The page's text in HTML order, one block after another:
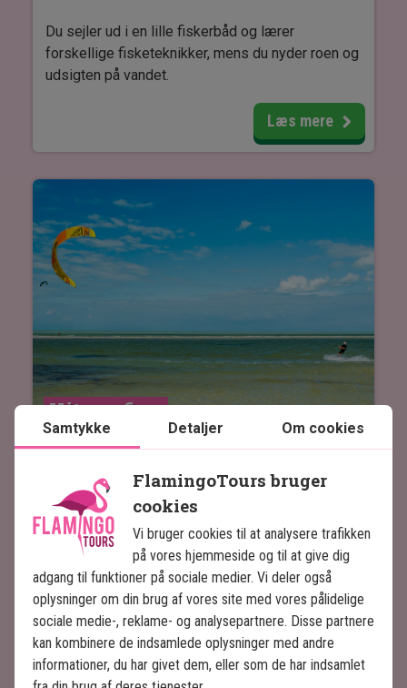
Du sejler ud i en lille fiskerbåd og lærer
forskellige fisketeknikker, mens du nyder roen og
udsigten på vandet.
Området er kendt for sit rige dyreliv under
overfladen, og det er helt almindeligt at fange fisk
og cananea.
Turen er en privat udflugt, så du kan tage det i dit
eget tempo og få personlig vejledning undervejs
– uanset om du er nybegynder eller har fisket før.
Læs mere
Kitesurfing
Tag på en privat halvdagsudflugt til et roligt
område nær El Cuyo, hvor vindforholdene og det
lavvandede, klare vand gør stedet ideelt til
kitesurfing.
Du får mulighed for at fordybe dig, mens en
engelsktalende guide hjælper dig godt i gang og
sikrer en tryg og lærerig oplevelse.
Det afsidesliggende sted har en afslappet og
eksklusiv stemning, der passer til både
Læs mere
Samtykke Detaljer Om cookies
FlamingoTours bruger
cookies
Vi bruger cookies til at analysere trafikken
på vores hjemmeside og til at give dig
adgang til funktioner på sociale medier. Vi deler også
oplysninger om din brug af vores site med vores pålidelige
sociale medie-, reklame- og analysepartnere. Disse partnere
kan kombinere de indsamlede oplysninger med andre
informationer, du har givet dem, eller som de har indsamlet